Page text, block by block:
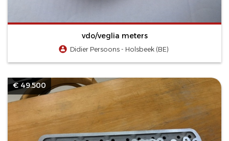
vdo/veglia meters
Didier Persoons - Holsbeek (BE)
€ 49.500